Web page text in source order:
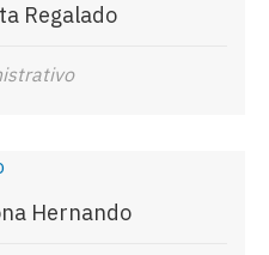
Regalado
Hernando